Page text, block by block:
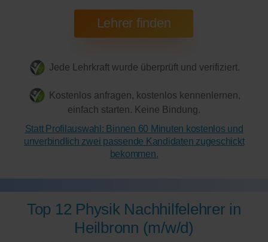
Jede Lehrkraft wurde überprüft und verifiziert.
Kostenlos anfragen, kostenlos kennenlernen,
einfach starten. Keine Bindung.
Statt Profilauswahl: Binnen 60 Minuten kostenlos und
unverbindlich zwei passende Kandidaten zugeschickt
bekommen.
Top 12 Physik Nachhilfelehrer in
Heilbronn (m/w/d)